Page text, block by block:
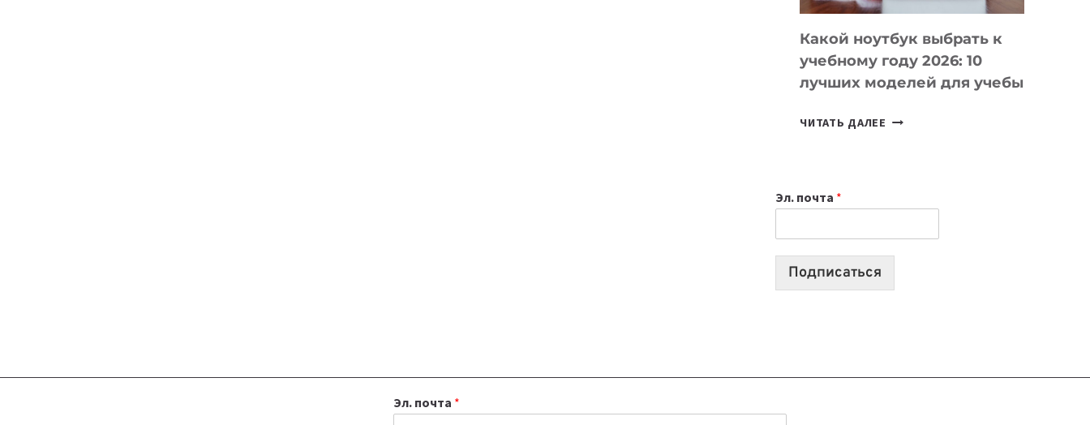
КОДА
Какой ноутбук выбрать к
учебному году 2026: 10
лучших моделей для учебы
ЧИТАТЬ ДАЛЕЕ КАКОЙ
2026:
10
Эл. почта *
Подписаться
Эл. почта *